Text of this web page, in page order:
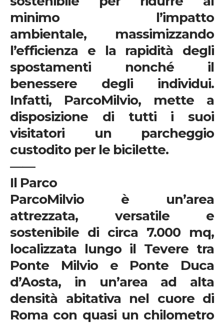
minimo l’impatto
ambientale, massimizzando
l’efficienza e la rapidità degli
spostamenti nonché il
benessere degli individui.
Infatti, ParcoMilvio, mette a
disposizione di tutti i suoi
visitatori un parcheggio
custodito per le bicilette.
——
Il Parco
ParcoMilvio è un’area
attrezzata, versatile e
sostenibile di circa 7.000 mq,
localizzata lungo il Tevere tra
Ponte Milvio e Ponte Duca
d’Aosta, in un’area ad alta
densità abitativa nel cuore di
Roma con quasi un chilometro